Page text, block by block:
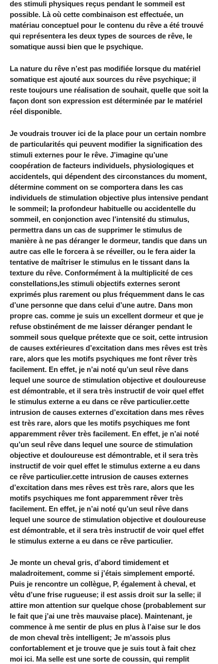
des stimuli physiques reçus pendant le sommeil est
possible. Là où cette combinaison est effectuée, un
matériau conceptuel pour le contenu du rêve a été trouvé
qui représentera les deux types de sources de rêve, le
somatique aussi bien que le psychique.
La nature du rêve n’est pas modifiée lorsque du matériel
somatique est ajouté aux sources du rêve psychique; il
reste toujours une réalisation de souhait, quelle que soit la
façon dont son expression est déterminée par le matériel
réel disponible.
Je voudrais trouver ici de la place pour un certain nombre
de particularités qui peuvent modifier la signification des
stimuli externes pour le rêve. J’imagine qu’une
coopération de facteurs individuels, physiologiques et
accidentels, qui dépendent des circonstances du moment,
détermine comment on se comportera dans les cas
individuels de stimulation objective plus intensive pendant
le sommeil; la profondeur habituelle ou accidentelle du
sommeil, en conjonction avec l’intensité du stimulus,
permettra dans un cas de supprimer le stimulus de
manière à ne pas déranger le dormeur, tandis que dans un
autre cas elle le forcera à se réveiller, ou le fera aider la
tentative de maîtriser le stimulus en le tissant dans la
texture du rêve. Conformément à la multiplicité de ces
constellations,les stimuli objectifs externes seront
exprimés plus rarement ou plus fréquemment dans le cas
d’une personne que dans celui d’une autre. Dans mon
propre cas. comme je suis un excellent dormeur et que je
refuse obstinément de me laisser déranger pendant le
sommeil sous quelque prétexte que ce soit, cette intrusion
de causes extérieures d’excitation dans mes rêves est très
rare, alors que les motifs psychiques me font rêver très
facilement. En effet, je n’ai noté qu’un seul rêve dans
lequel une source de stimulation objective et douloureuse
est démontrable, et il sera très instructif de voir quel effet
le stimulus externe a eu dans ce rêve particulier.cette
intrusion de causes externes d’excitation dans mes rêves
est très rare, alors que les motifs psychiques me font
apparemment rêver très facilement. En effet, je n’ai noté
qu’un seul rêve dans lequel une source de stimulation
objective et douloureuse est démontrable, et il sera très
instructif de voir quel effet le stimulus externe a eu dans
ce rêve particulier.cette intrusion de causes externes
d’excitation dans mes rêves est très rare, alors que les
motifs psychiques me font apparemment rêver très
facilement. En effet, je n’ai noté qu’un seul rêve dans
lequel une source de stimulation objective et douloureuse
est démontrable, et il sera très instructif de voir quel effet
le stimulus externe a eu dans ce rêve particulier.
Je monte un cheval gris, d’abord timidement et
maladroitement, comme si j’étais simplement emporté.
Puis je rencontre un collègue, P, également à cheval, et
vêtu d’une frise rugueuse; il est assis droit sur la selle; il
attire mon attention sur quelque chose (probablement sur
le fait que j’ai une très mauvaise place). Maintenant, je
commence à me sentir de plus en plus à l’aise sur le dos
de mon cheval très intelligent; Je m’assois plus
confortablement et je trouve que je suis tout à fait chez
moi ici. Ma selle est une sorte de coussin, qui remplit